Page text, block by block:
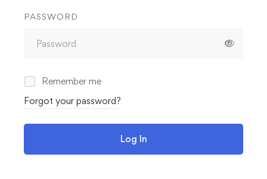
PASSWORD
Remember me
Forgot your password?
Log In